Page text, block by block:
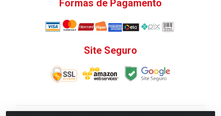
Formas de Pagamento
Site Seguro